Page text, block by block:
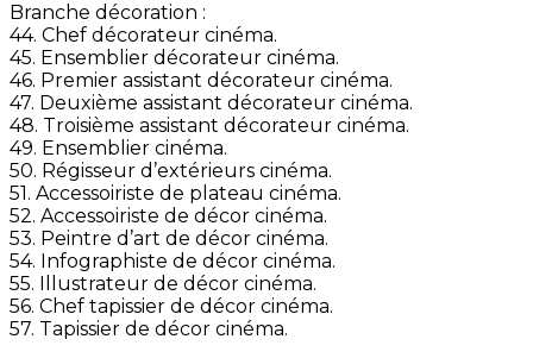
Branche décoration :
44. Chef décorateur cinéma.
45. Ensemblier décorateur cinéma.
46. Premier assistant décorateur cinéma.
47. Deuxième assistant décorateur cinéma.
48. Troisième assistant décorateur cinéma.
49. Ensemblier cinéma.
50. Régisseur d’extérieurs cinéma.
51. Accessoiriste de plateau cinéma.
52. Accessoiriste de décor cinéma.
53. Peintre d’art de décor cinéma.
54. Infographiste de décor cinéma.
55. Illustrateur de décor cinéma.
56. Chef tapissier de décor cinéma.
57. Tapissier de décor cinéma.